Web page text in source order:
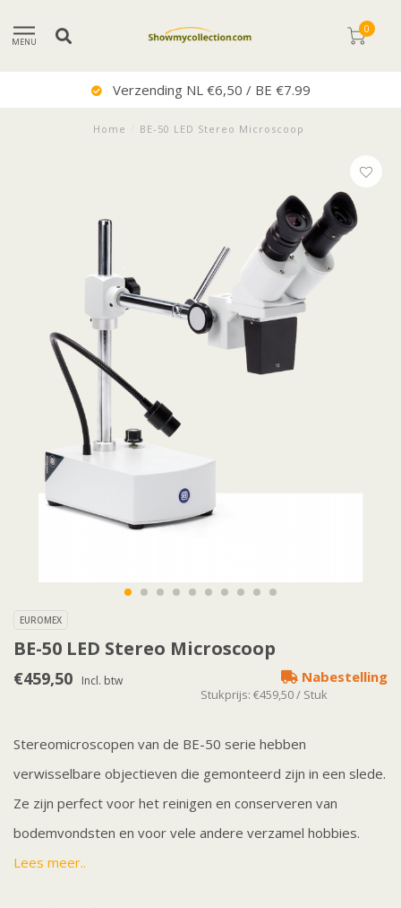
MENU
0
Verzending NL €6,50 / BE €7.99
Home BE-50 LED Stereo Microscoop
EUROMEX
BE-50 LED Stereo Microscoop
€459,50 Incl. btw Nabestelling
Stukprijs: €459,50 / Stuk
Stereomicroscopen van de BE-50 serie hebben
verwisselbare objectieven die gemonteerd zijn in een slede.
Ze zijn perfect voor het reinigen en conserveren van
bodemvondsten en voor vele andere verzamel hobbies.
Lees meer..